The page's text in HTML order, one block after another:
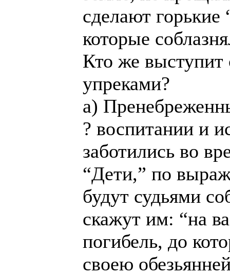
сделают
которые
Кто же выступит
упреками?
а)
? воспитании и
заботились во
“Дети,” по
будут судьями
скажут им: “на
погибель, до
своею